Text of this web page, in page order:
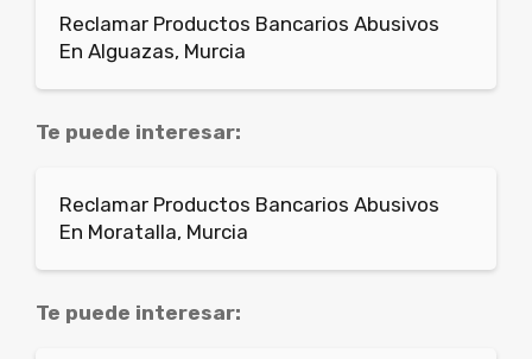
Reclamar Productos Bancarios Abusivos
En Alguazas, Murcia
Te puede interesar:
Reclamar Productos Bancarios Abusivos
En Moratalla, Murcia
Te puede interesar: